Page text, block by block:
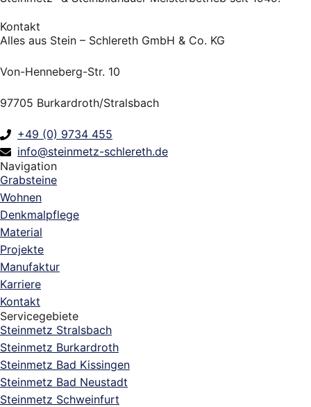
Kontakt
Alles aus Stein – Schlereth GmbH & Co. KG
Von-Henneberg-Str. 10
97705 Burkardroth/Stralsbach
+49 (0) 9734 455
info@steinmetz-schlereth.de
Navigation
Grabsteine
Wohnen
Denkmalpflege
Material
Projekte
Manufaktur
Karriere
Kontakt
Servicegebiete
Steinmetz Stralsbach
Steinmetz Burkardroth
Steinmetz Bad Kissingen
Steinmetz Bad Neustadt
Steinmetz Schweinfurt